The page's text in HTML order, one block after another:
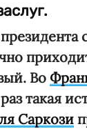
Во
такая
Саркози